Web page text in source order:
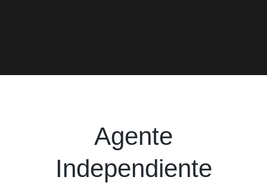
Agente
Independiente